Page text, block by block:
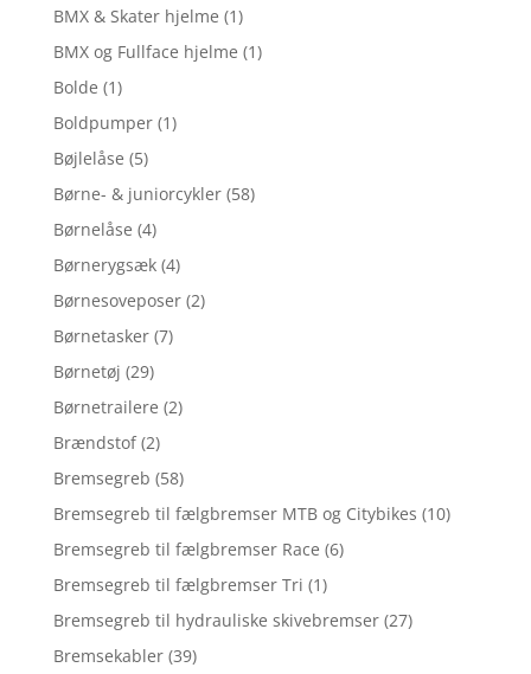
BMX & Skater hjelme (1)
BMX og Fullface hjelme (1)
Bolde (1)
Boldpumper (1)
Bøjlelåse (5)
Børne- & juniorcykler (58)
Børnelåse (4)
Børnerygsæk (4)
Børnesoveposer (2)
Børnetasker (7)
Børnetøj (29)
Børnetrailere (2)
Brændstof (2)
Bremsegreb (58)
Bremsegreb til fælgbremser MTB og Citybikes (10)
Bremsegreb til fælgbremser Race (6)
Bremsegreb til fælgbremser Tri (1)
Bremsegreb til hydrauliske skivebremser (27)
Bremsekabler (39)